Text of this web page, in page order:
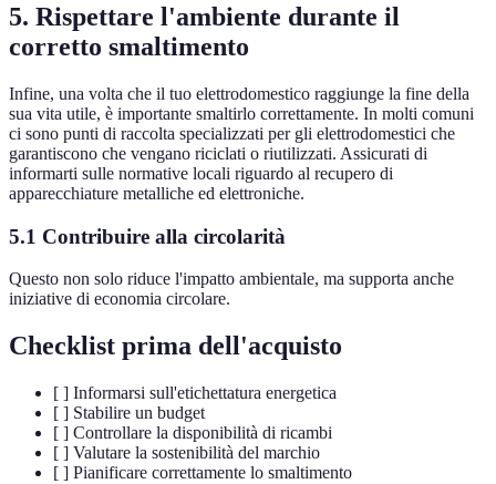
5. Rispettare l'ambiente durante il
corretto smaltimento
Infine, una volta che il tuo elettrodomestico raggiunge la fine della
sua vita utile, è importante smaltirlo correttamente. In molti comuni
ci sono punti di raccolta specializzati per gli elettrodomestici che
garantiscono che vengano riciclati o riutilizzati. Assicurati di
informarti sulle normative locali riguardo al recupero di
apparecchiature metalliche ed elettroniche.
5.1 Contribuire alla circolarità
Questo non solo riduce l'impatto ambientale, ma supporta anche
iniziative di economia circolare.
Checklist prima dell'acquisto
[ ] Informarsi sull'etichettatura energetica
[ ] Stabilire un budget
[ ] Controllare la disponibilità di ricambi
[ ] Valutare la sostenibilità del marchio
[ ] Pianificare correttamente lo smaltimento